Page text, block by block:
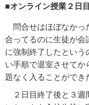
■オンライン授業２日目
問合せはほぼなかっ
合ってるのに生徒が会
に強制終了したという
い手順で退室させてか
題なく入ることができ
２日目終了後と３